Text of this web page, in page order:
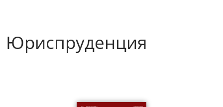
Юриспруденция